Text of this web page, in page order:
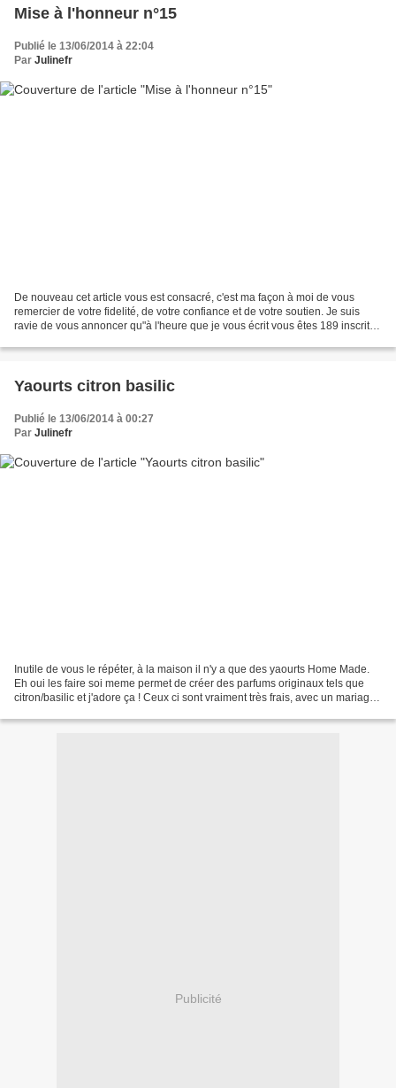
Mise à l'honneur n°15
Publié le 13/06/2014 à 22:04
Par Julinefr
De nouveau cet article vous est consacré, c'est ma façon à moi de vous
remercier de votre fidelité, de votre confiance et de votre soutien. Je suis
ravie de vous annoncer qu"à l'heure que je vous écrit vous êtes 189 inscrit à
Yaourts citron basilic
Publié le 13/06/2014 à 00:27
Par Julinefr
Inutile de vous le répéter, à la maison il n'y a que des yaourts Home Made.
Eh oui les faire soi meme permet de créer des parfums originaux tels que
citron/basilic et j'adore ça ! Ceux ci sont vraiment très frais, avec un mariage
Publicité